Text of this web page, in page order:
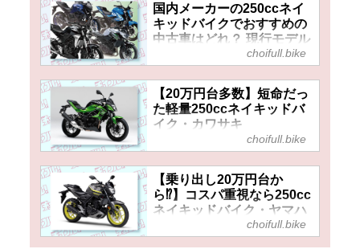
国内メーカーの250ccネイ
キッドバイクでおすすめの
中古車はどれ？ 現行モデル
だけど中古でお得に狙える
4機種の価格をまとめて比
較！
choifull.bike
【20万円台多数】短命だっ
た軽量250ccネイキッドバ
イク・カワサキ
『Z250SL』だけど中古は
かなりリーズナブルに狙え
てデビューにおすすめ！
choifull.bike
【乗り出し20万円台か
ら⁉】コスパ重視なら250cc
ネイキッドバイク・ヤマハ
『MT-25（2016～2019）』
でバイクデビューもアリ！
choifull.bike